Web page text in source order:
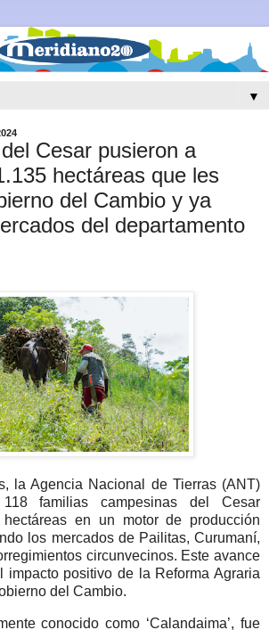
▼
Cesar pusieron a
hectáreas que les
del Cambio y ya
del departamento
la Agencia Nacional de Tierras (ANT)
familias campesinas del Cesar
hectáreas en un motor de producción
los mercados de Pailitas, Curumaní,
circunvecinos. Este avance
impacto positivo de la Reforma Agraria
del Cambio.
conocido como ‘Calandaima’, fue